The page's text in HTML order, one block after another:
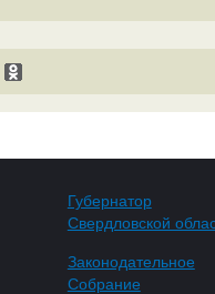
Губернатор
Свердловской
Законодательное
Собрание